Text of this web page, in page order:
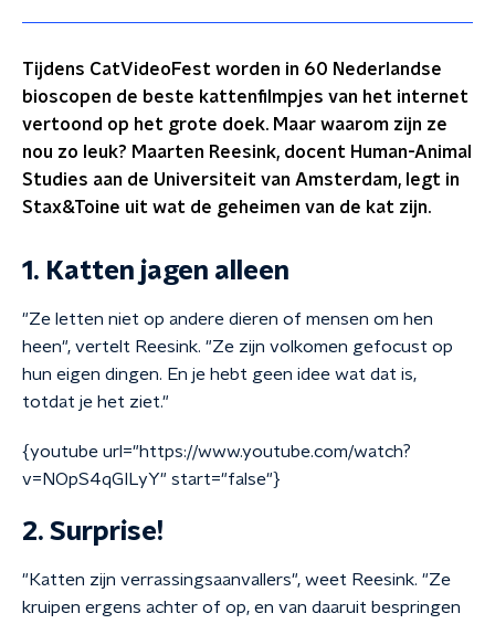
Tijdens CatVideoFest worden in 60 Nederlandse
bioscopen de beste kattenfilmpjes van het internet
vertoond op het grote doek. Maar waarom zijn ze
nou zo leuk? Maarten Reesink, docent Human-Animal
Studies aan de Universiteit van Amsterdam, legt in
Stax&Toine uit wat de geheimen van de kat zijn.
1. Katten jagen alleen
"Ze letten niet op andere dieren of mensen om hen
heen", vertelt Reesink. "Ze zijn volkomen gefocust op
hun eigen dingen. En je hebt geen idee wat dat is,
totdat je het ziet."
{youtube url="https://www.youtube.com/watch?
v=NOpS4qGILyY" start="false"}
2. Surprise!
"Katten zijn verrassingsaanvallers", weet Reesink. "Ze
kruipen ergens achter of op, en van daaruit bespringen